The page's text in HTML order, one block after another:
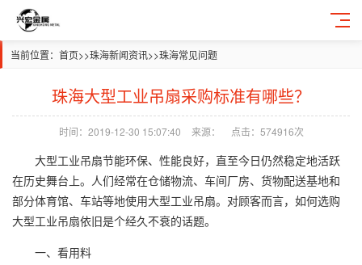
当前位置： 首页>>珠海新闻资讯>>珠海常见问题
珠海大型工业吊扇采购标准有哪些？
时间：2019-12-30 15:07:40 来源： 点击：574916次
大型工业吊扇节能环保、性能良好，直至今日仍然稳定地活跃
在历史舞台上。人们经常在仓储物流、车间厂房、货物配送基地和
部分体育馆、车站等地使用大型工业吊扇。对顾客而言，如何选购
大型工业吊扇依旧是个经久不衰的话题。
一、看用料